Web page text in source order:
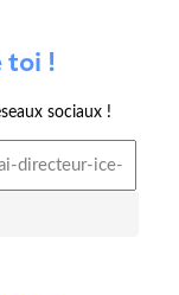
toi !
sociaux !